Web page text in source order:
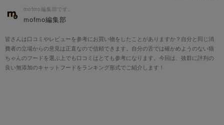
mofmo編集部です。
mofmo編集部
皆さんは口コミやレビューを参考にお買い物をしたことがありますか？自分と同じ消
費者の立場からの意見は正直なので信頼できます。自分の舌では確かめようのない猫
ちゃんのフードを選ぶ上でも口コミはとても参考になります。今回は、抜群に評判の
良い無添加のキャットフードをランキング形式でご紹介します！